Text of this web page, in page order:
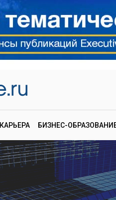
КАРЬЕРА БИЗНЕС-